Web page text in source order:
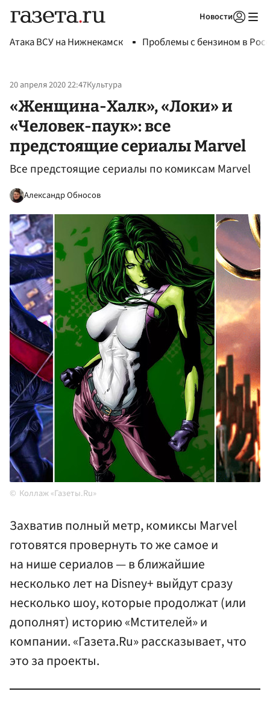
Новости
Атака ВСУ на Нижнекамск Проблемы с бензином в
20 апреля 2020 22:47Культура
«Женщина-Халк», «Локи» и
«Человек-паук»: все
предстоящие сериалы Marvel
Все предстоящие сериалы по комиксам Marvel
Александр Обносов
Коллаж «Газеты.Ru»
Захватив полный метр, комиксы Marvel
готовятся провернуть то же самое и
на нише сериалов — в ближайшие
несколько лет на Disney+ выйдут сразу
несколько шоу, которые продолжат (или
дополнят) историю «Мстителей» и
компании. «Газета.Ru» рассказывает, что
это за проекты.